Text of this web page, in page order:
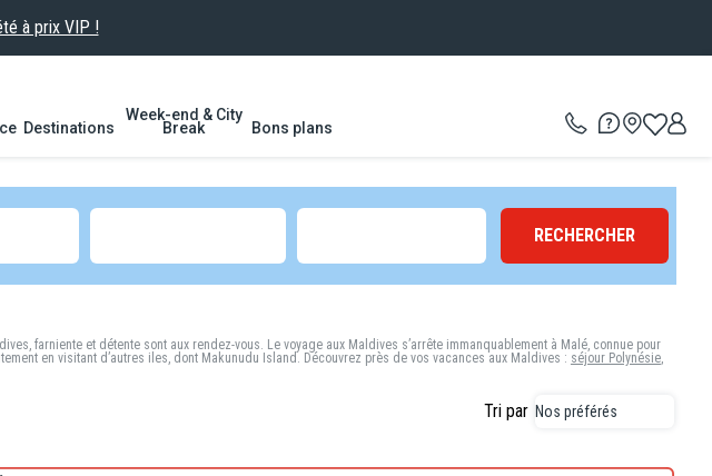
à prix VIP !
Destinations
Week-end & City
Break Bons plans
RECHERCHER
, farniente et détente sont aux rendez-vous. Le voyage aux Maldives s’arrête immanquablement à Malé, connue pour
en visitant d’autres iles, dont Makunudu Island. Découvrez près de vos vacances aux Maldives : séjour Polynésie,
Nos préférés
Tri par